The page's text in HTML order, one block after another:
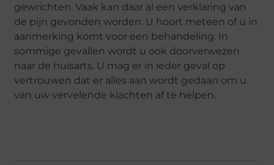
gewrichten. Vaak kan daar al een verklaring van
de pijn gevonden worden. U hoort meteen of u in
aanmerking komt voor een behandeling. In
sommige gevallen wordt u ook doorverwezen
naar de huisarts. U mag er in ieder geval op
vertrouwen dat er alles aan wordt gedaan om u
van uw vervelende klachten af te helpen.